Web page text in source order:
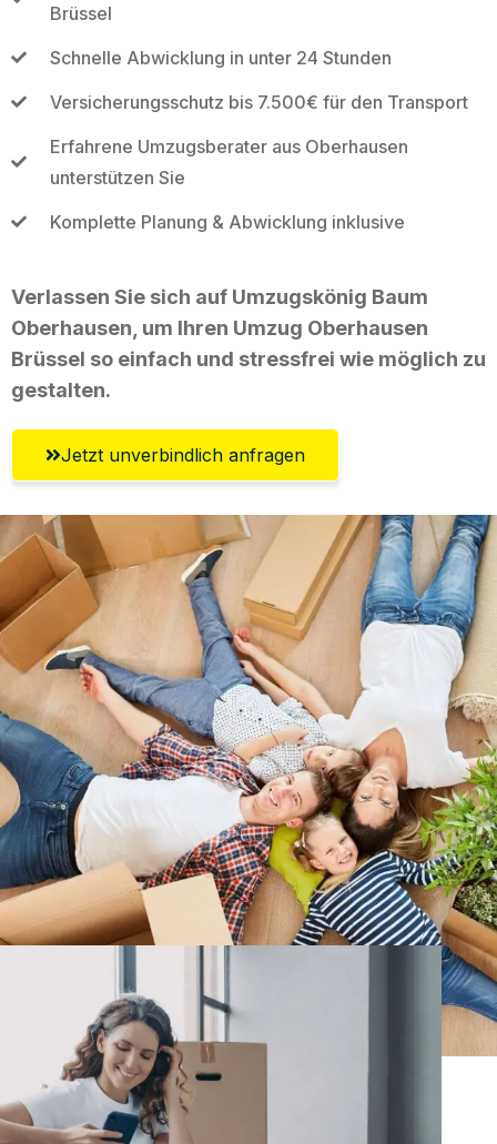
Brüssel
Schnelle Abwicklung in unter 24 Stunden
Versicherungsschutz bis 7.500€ für den Transport
Erfahrene Umzugsberater aus Oberhausen
unterstützen Sie
Komplette Planung & Abwicklung inklusive
Verlassen Sie sich auf Umzugskönig Baum
Oberhausen, um Ihren Umzug Oberhausen
Brüssel so einfach und stressfrei wie möglich zu
gestalten.
Jetzt unverbindlich anfragen